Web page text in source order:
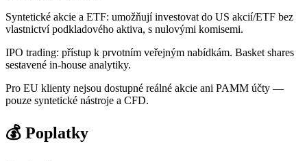
Syntetické akcie a ETF: umožňují investovat do US akcií/ETF bez
vlastnictví podkladového aktiva, s nulovými komisemi.
IPO trading: přístup k prvotním veřejným nabídkám. Basket shares
sestavené in-house analytiky.
Pro EU klienty nejsou dostupné reálné akcie ani PAMM účty —
pouze syntetické nástroje a CFD.
💰 Poplatky